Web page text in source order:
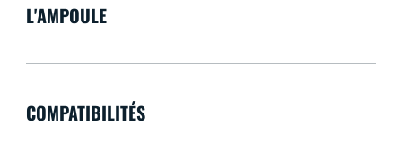
L'AMPOULE
COMPATIBILITÉS